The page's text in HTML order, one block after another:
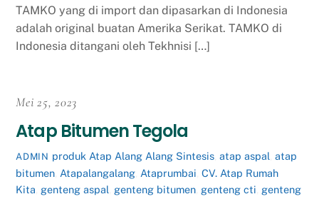
TAMKO yang di import dan dipasarkan di Indonesia
adalah original buatan Amerika Serikat. TAMKO di
Indonesia ditangani oleh Tekhnisi […]
Mei 25, 2023
Atap Bitumen Tegola
ADMIN produk Atap Alang Alang Sintesis, atap aspal atap
bitumen Atapalangalang Ataprumbai ,CV. Atap Rumah
Kita genteng aspal genteng bitumen genteng cti genteng